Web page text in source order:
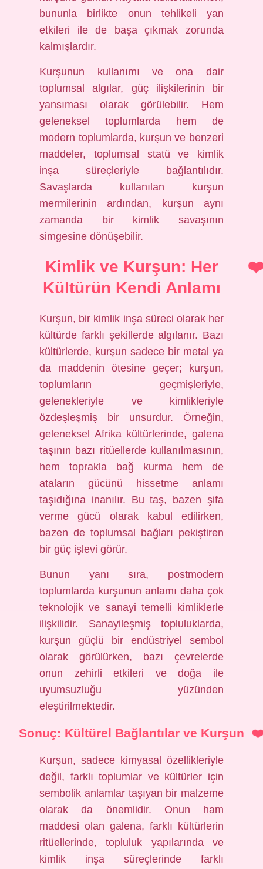
bununla birlikte onun tehlikeli yan
etkileri ile de başa çıkmak zorunda
kalmışlardır.
Kurşunun kullanımı ve ona dair
toplumsal algılar, güç ilişkilerinin bir
yansıması olarak görülebilir. Hem
geleneksel toplumlarda hem de
modern toplumlarda, kurşun ve benzeri
maddeler, toplumsal statü ve kimlik
inşa süreçleriyle bağlantılıdır.
Savaşlarda kullanılan kurşun
mermilerinin ardından, kurşun aynı
zamanda bir kimlik savaşının
simgesine dönüşebilir.
Kimlik ve Kurşun: Her
Kültürün Kendi Anlamı
Kurşun, bir kimlik inşa süreci olarak her
kültürde farklı şekillerde algılanır. Bazı
kültürlerde, kurşun sadece bir metal ya
da maddenin ötesine geçer; kurşun,
toplumların geçmişleriyle,
gelenekleriyle ve kimlikleriyle
özdeşleşmiş bir unsurdur. Örneğin,
geleneksel Afrika kültürlerinde, galena
taşının bazı ritüellerde kullanılmasının,
hem toprakla bağ kurma hem de
ataların gücünü hissetme anlamı
taşıdığına inanılır. Bu taş, bazen şifa
verme gücü olarak kabul edilirken,
bazen de toplumsal bağları pekiştiren
bir güç işlevi görür.
Bunun yanı sıra, postmodern
toplumlarda kurşunun anlamı daha çok
teknolojik ve sanayi temelli kimliklerle
ilişkilidir. Sanayileşmiş topluluklarda,
kurşun güçlü bir endüstriyel sembol
olarak görülürken, bazı çevrelerde
onun zehirli etkileri ve doğa ile
uyumsuzluğu yüzünden
eleştirilmektedir.
Sonuç: Kültürel Bağlantılar ve Kurşun
Kurşun, sadece kimyasal özellikleriyle
değil, farklı toplumlar ve kültürler için
sembolik anlamlar taşıyan bir malzeme
olarak da önemlidir. Onun ham
maddesi olan galena, farklı kültürlerin
ritüellerinde, topluluk yapılarında ve
kimlik inşa süreçlerinde farklı